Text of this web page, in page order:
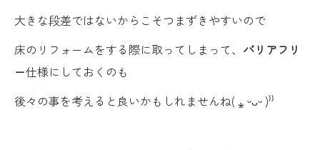
大きな段差ではないからこそつまずきやすいので
床のリフォームをする際に取ってしまって、 バリアフリ
ー仕様にしておくのも
後々の事を考えると良いかもしれませんね( ⁎ ᵕᴗᵕ )⁾⁾